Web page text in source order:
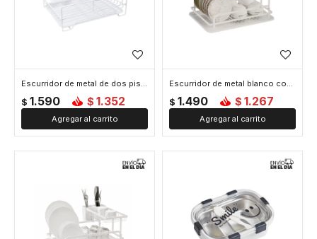
Escurridor de metal de dos pisos - Blanco
$ 1.590 $ 1.352
Escurridor de metal blanco con bandeja - Blanco
$ 1.490 $ 1.267